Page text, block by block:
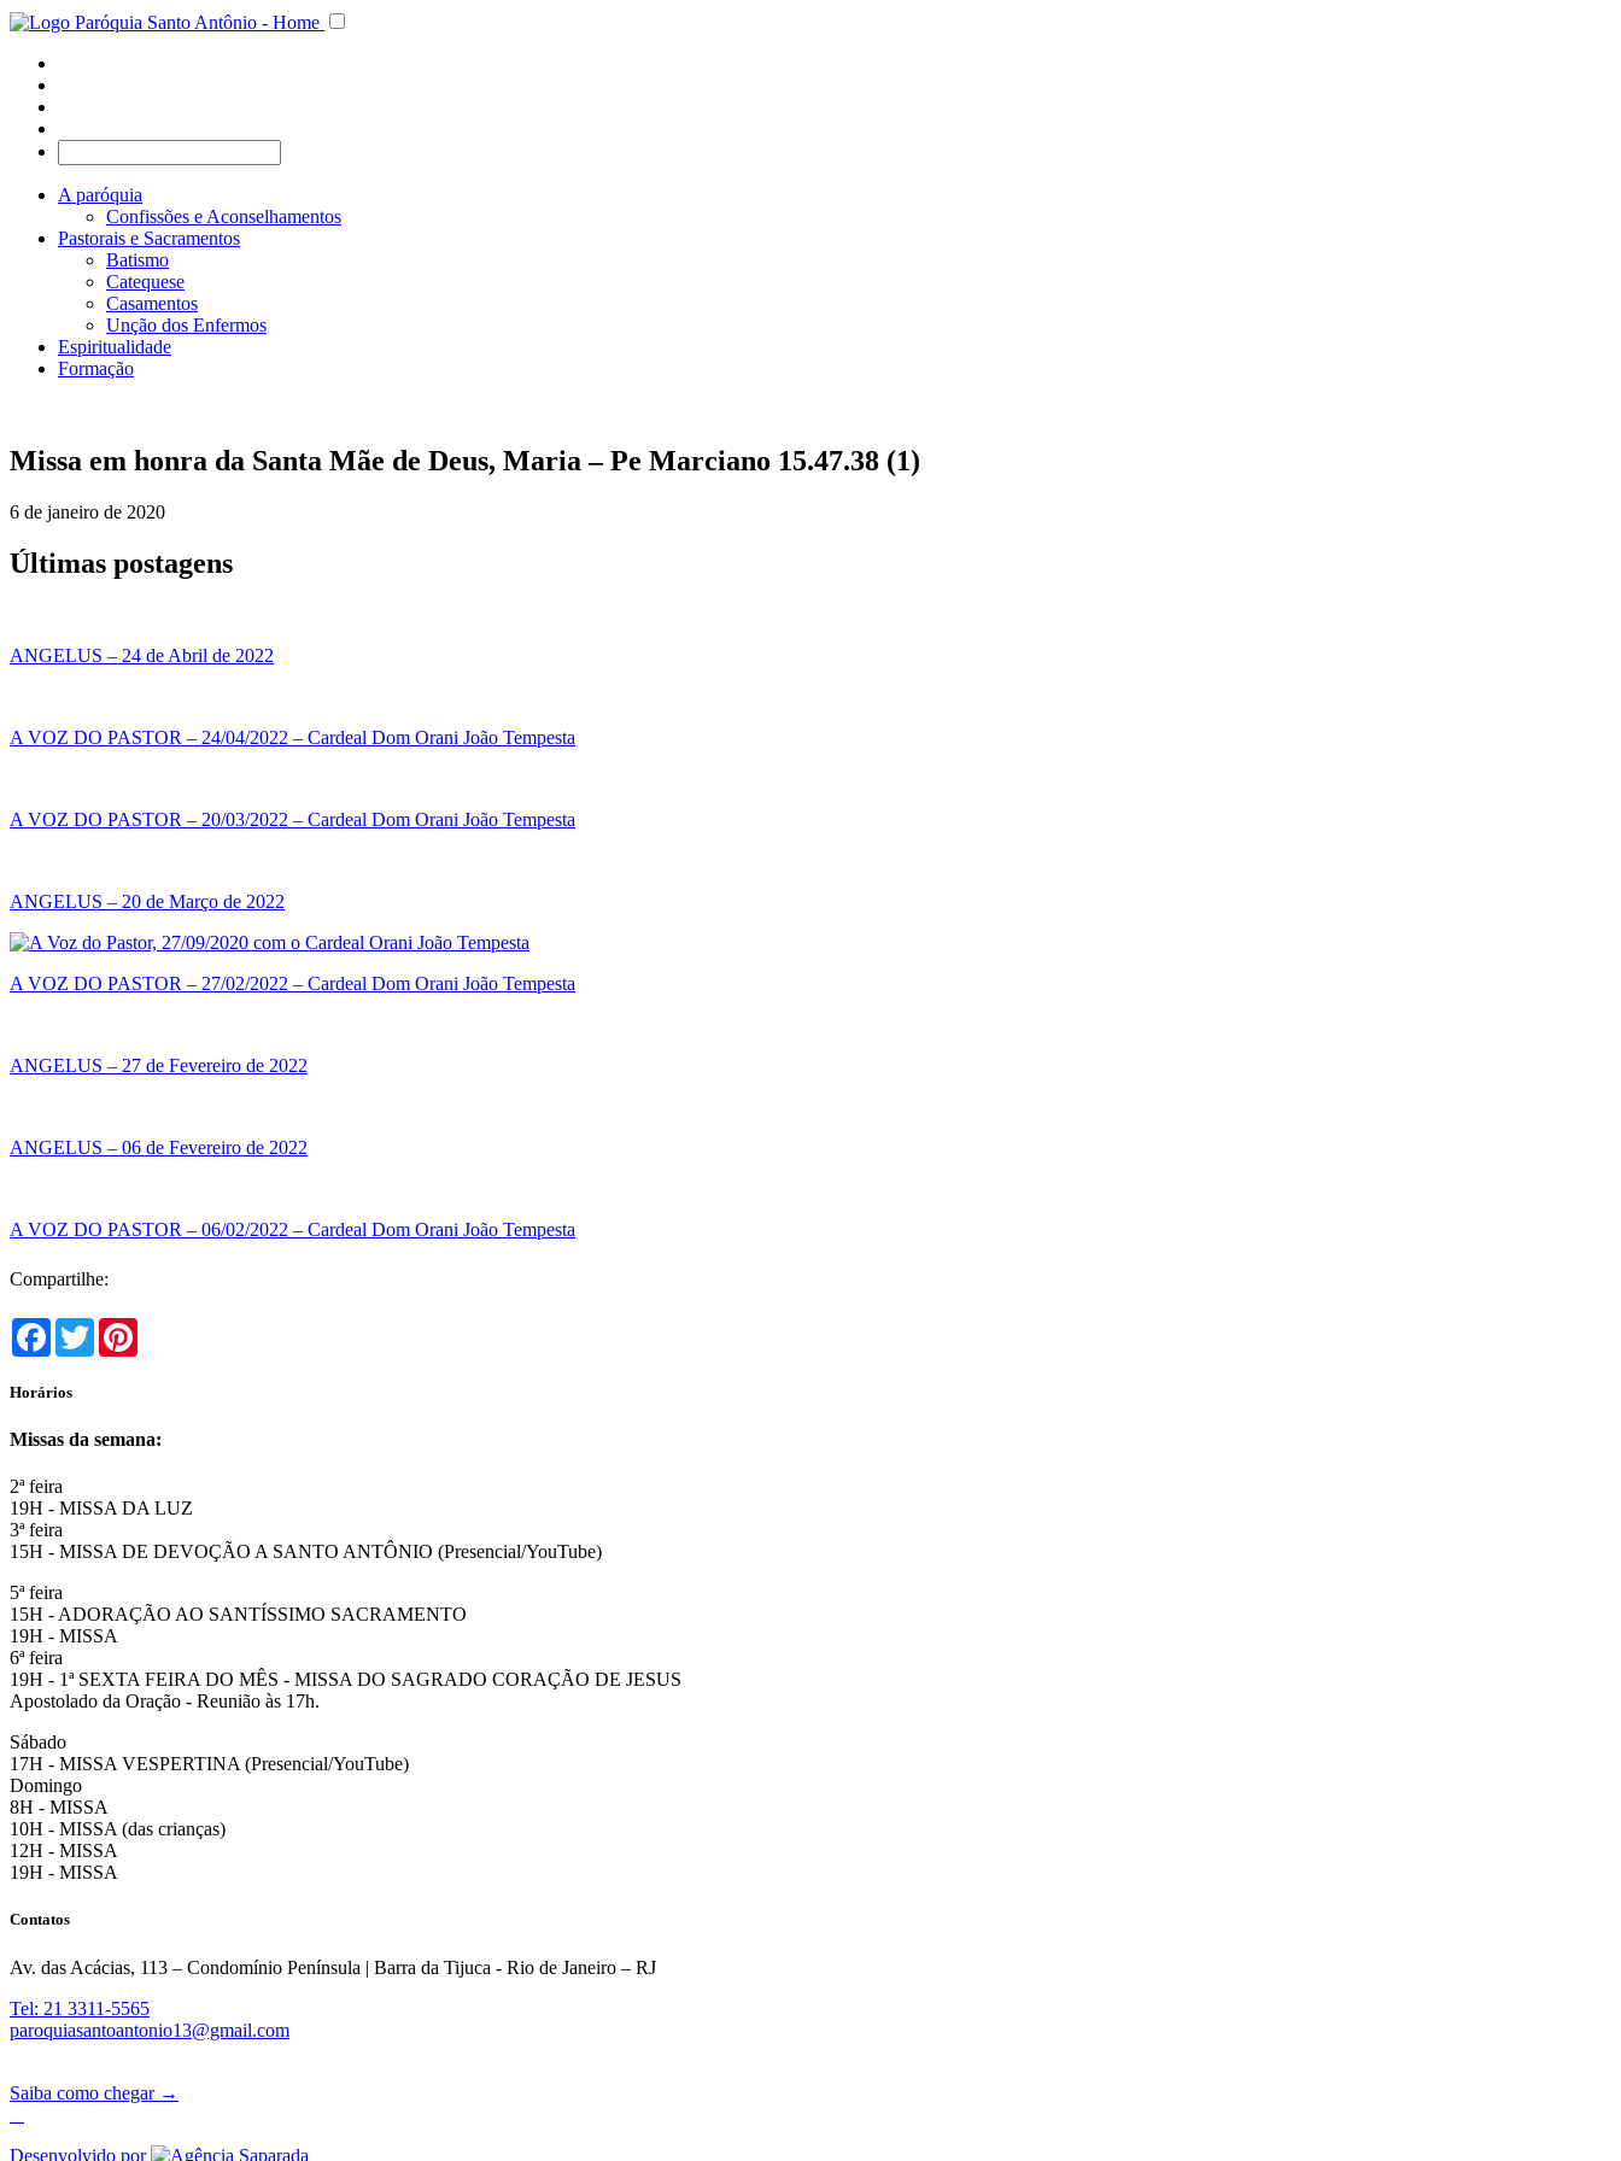
A paróquia
Confissões e Aconselhamentos
Pastorais e Sacramentos
Batismo
Catequese
Casamentos
Unção dos Enfermos
Espiritualidade
Formação
Missa em honra da Santa Mãe de Deus, Maria – Pe Marciano 15.47.38 (1)
6 de janeiro de 2020
Últimas postagens
ANGELUS – 24 de Abril de 2022
A VOZ DO PASTOR – 24/04/2022 – Cardeal Dom Orani João Tempesta
A VOZ DO PASTOR – 20/03/2022 – Cardeal Dom Orani João Tempesta
ANGELUS – 20 de Março de 2022
A VOZ DO PASTOR – 27/02/2022 – Cardeal Dom Orani João Tempesta
ANGELUS – 27 de Fevereiro de 2022
ANGELUS – 06 de Fevereiro de 2022
A VOZ DO PASTOR – 06/02/2022 – Cardeal Dom Orani João Tempesta
Compartilhe:
Facebook
Twitter
Horários
Missas da semana:
2ª feira
19H - MISSA DA LUZ
3ª feira
15H - MISSA DE DEVOÇÃO A SANTO ANTÔNIO (Presencial/YouTube)
5ª feira
15H - ADORAÇÃO AO SANTÍSSIMO SACRAMENTO
19H - MISSA
6ª feira
19H - 1ª SEXTA FEIRA DO MÊS - MISSA DO SAGRADO CORAÇÃO DE JESUS
Apostolado da Oração - Reunião às 17h.
Sábado
17H - MISSA VESPERTINA (Presencial/YouTube)
Domingo
8H - MISSA
10H - MISSA (das crianças)
12H - MISSA
19H - MISSA
Contatos
Av. das Acácias, 113 – Condomínio Península | Barra da Tijuca - Rio de Janeiro – RJ
Tel: 21 3311-5565
paroquiasantoantonio13@gmail.com
Saiba como chegar →
Desenvolvido por